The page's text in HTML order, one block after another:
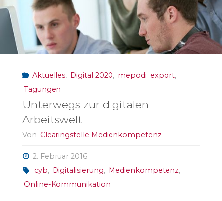
Aktuelles, Digital 2020, mepodi_export,
Tagungen
Unterwegs zur digitalen
Arbeitswelt
Von Clearingstelle Medienkompetenz
2. Februar 2016
cyb, Digitalisierung, Medienkompetenz,
Online-Kommunikation